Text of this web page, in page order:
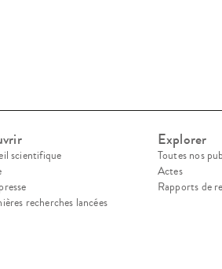
scientifique
recherches lancées
Explorer
Toutes nos
Actes
Rapports de